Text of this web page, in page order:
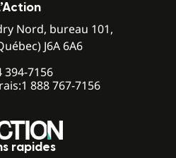
Nord, bureau 101,
J6A 6A6
394-7156
1 888 767-7156
rapides